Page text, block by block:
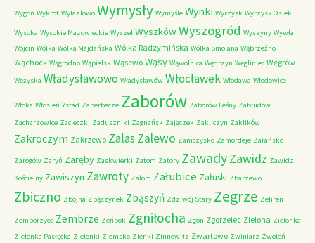
Wygon Wykrot Wylazłowo Wymysły Wymyśle Wynki Wyrzysk Wyrzysk Osiek
Wysoka Wysokie Mazowieckie Wyszel WyszkówWyszogród Wyszyny Wywła
Wójcin Wólka Wólka Majdańska Wólka Radzymińska Wólka Smolana Wąbrzeźno
Wąchock Wągrodno Wąpielsk Wąsewo Wąsy Wąwolnica Wędrzyn Węgliniec Węgrów
Wężyska Władysławowo Władysławów Włocławek Włodawa Włodowice
Włoka Włosień Ystad Zaberbecze Zaborów Zaborów Leśny Zabłudów
Zacharzowice Zacieczki Zaduszniki Zagnańsk Zajączek Zakliczyn Zaklików
Zakroczym Zakrzewo ZalasZalewo Zamczysko Zamordeje Zarańsko
Zarogów Zaryń Zaręby Zaskwierki Zatom Zatory ZawadyZawidz Zawidz
Kościelny Zawiszyn Zawroty Załom Załubice Załuski Zbarzewo
Zbiczno Zbójna Zbąszynek Zbąszyń Zdziwój Stary Zegrze Zehren
Zemborzyce Zembrze Zeńbok Zgniłocha Zgon Zgorzelec Zielona Zielonka
Zielonka Pasłęcka Zielonki Ziemsko Zienki Zinnowitz Zwartowo Zwiniarz Zwoleń